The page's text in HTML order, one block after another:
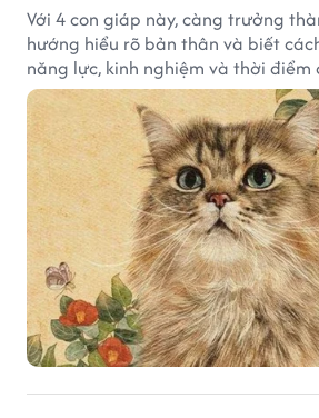
Với 4 con giáp này, càng trưởng
hướng hiểu rõ bản thân và biết
năng lực, kinh nghiệm và thời điểm
cơ hội từng tưởng đã vuột mất có
bằng những cơ hội phù hợp hơn.